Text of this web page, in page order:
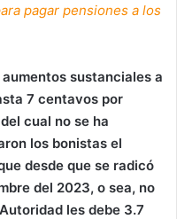
pagar pensiones a los
sustanciales a
7 centavos por
cual no se ha
los bonistas el
desde que se radicó
del 2023, o sea, no
les debe 3.7